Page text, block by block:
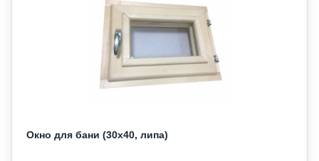
Окно для бани (30х40, липа)